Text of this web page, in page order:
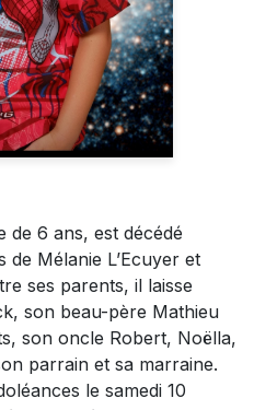
de 6 ans, est décédé
de Mélanie L’Ecuyer et
ses parents, il laisse
son beau-père Mathieu
son oncle Robert, Noëlla,
parrain et sa marraine.
le samedi 10